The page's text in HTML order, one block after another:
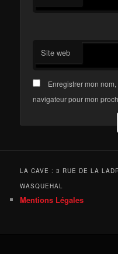
Site web
Enregistrer mon
navigateur pour mon
LA CAVE : 3 RUE DE LA
WASQUEHAL
Mentions Légales